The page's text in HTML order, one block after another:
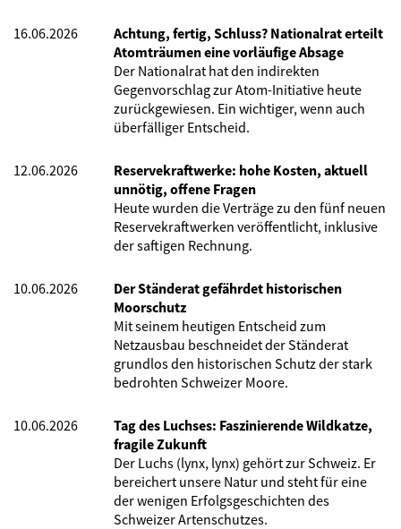
16.06.2026
Achtung, fertig, Schluss? Nationalrat erteilt
Atomträumen eine vorläufige Absage
Der Nationalrat hat den indirekten
Gegenvorschlag zur Atom-Initiative heute
zurückgewiesen. Ein wichtiger, wenn auch
überfälliger Entscheid.
12.06.2026
Reservekraftwerke: hohe Kosten, aktuell
unnötig, offene Fragen
Heute wurden die Verträge zu den fünf neuen
Reservekraftwerken veröffentlicht, inklusive
der saftigen Rechnung.
10.06.2026
Der Ständerat gefährdet historischen
Moorschutz
Mit seinem heutigen Entscheid zum
Netzausbau beschneidet der Ständerat
grundlos den historischen Schutz der stark
bedrohten Schweizer Moore.
10.06.2026
Tag des Luchses: Faszinierende Wildkatze,
fragile Zukunft
Der Luchs (lynx, lynx) gehört zur Schweiz. Er
bereichert unsere Natur und steht für eine
der wenigen Erfolgsgeschichten des
Schweizer Artenschutzes.